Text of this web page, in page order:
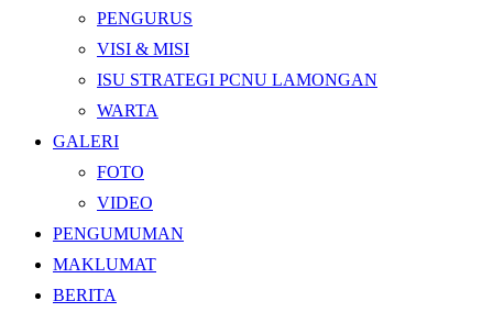
PENGURUS
VISI & MISI
ISU STRATEGI PCNU LAMONGAN
WARTA
GALERI
FOTO
VIDEO
PENGUMUMAN
MAKLUMAT
BERITA